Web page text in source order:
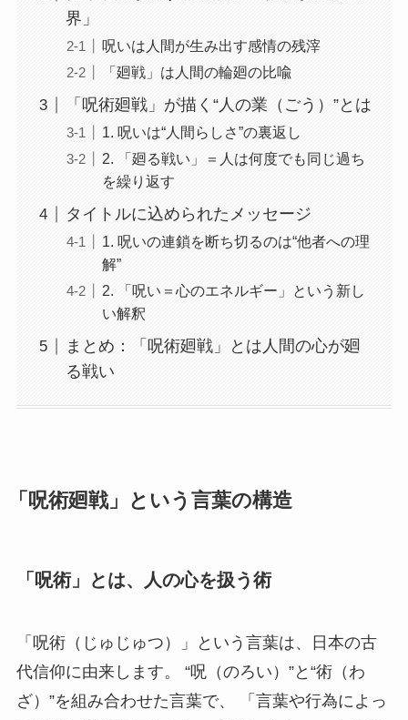
界」
呪いは人間が生み出す感情の残滓
「廻戦」は人間の輪廻の比喩
「呪術廻戦」が描く“人の業（ごう）”とは
1. 呪いは“人間らしさ”の裏返し
2. 「廻る戦い」＝人は何度でも同じ過ち
を繰り返す
タイトルに込められたメッセージ
1. 呪いの連鎖を断ち切るのは“他者への理
解”
2. 「呪い＝心のエネルギー」という新し
い解釈
まとめ：「呪術廻戦」とは人間の心が廻
る戦い
「呪術廻戦」という言葉の構造
「呪術」とは、人の心を扱う術
「呪術（じゅじゅつ）」という言葉は、日本の古
代信仰に由来します。 “呪（のろい）”と“術（わ
ざ）”を組み合わせた言葉で、 「言葉や行為によっ